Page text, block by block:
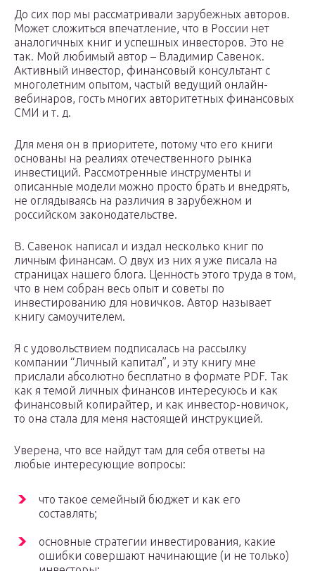
До сих пор мы рассматривали зарубежных авторов.
Может сложиться впечатление, что в России нет
аналогичных книг и успешных инвесторов. Это не
так. Мой любимый автор – Владимир Савенок.
Активный инвестор, финансовый консультант с
многолетним опытом, частый ведущий онлайн-
вебинаров, гость многих авторитетных финансовых
СМИ и т. д.
Для меня он в приоритете, потому что его книги
основаны на реалиях отечественного рынка
инвестиций. Рассмотренные инструменты и
описанные модели можно просто брать и внедрять,
не оглядываясь на различия в зарубежном и
российском законодательстве.
В. Савенок написал и издал несколько книг по
личным финансам. О двух из них я уже писала на
страницах нашего блога. Ценность этого труда в том,
что в нем собран весь опыт и советы по
инвестированию для новичков. Автор называет
книгу самоучителем.
Я с удовольствием подписалась на рассылку
компании “Личный капитал”, и эту книгу мне
прислали абсолютно бесплатно в формате PDF. Так
как я темой личных финансов интересуюсь и как
финансовый копирайтер, и как инвестор-новичок,
то она стала для меня настоящей инструкцией.
Уверена, что все найдут там для себя ответы на
любые интересующие вопросы:
что такое семейный бюджет и как его
составлять;
основные стратегии инвестирования, какие
ошибки совершают начинающие (и не только)